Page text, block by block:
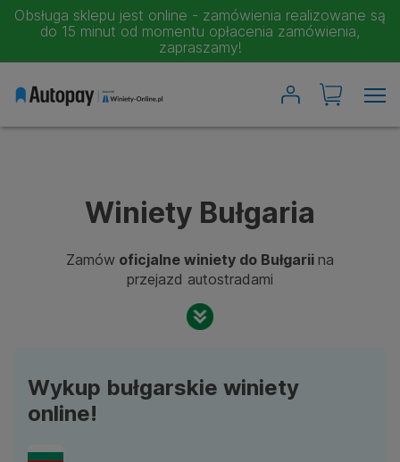
Obsługa sklepu jest online - zamówienia realizowane są
do 15 minut od momentu opłacenia zamówienia,
zapraszamy!
Austria
Słowenia
Moje winiety
Ubezpieczenia
Winiety Bułgaria
Zamów oficjalne winiety do Bułgarii na
przejazd autostradami
Wykup bułgarskie winiety
online!